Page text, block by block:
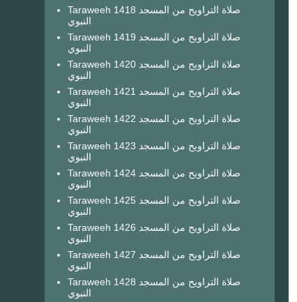
Taraweeh 1418 صلاة التراويح من المسجد
النبوي
Taraweeh 1419 صلاة التراويح من المسجد
النبوي
Taraweeh 1420 صلاة التراويح من المسجد
النبوي
Taraweeh 1421 صلاة التراويح من المسجد
النبوي
Taraweeh 1422 صلاة التراويح من المسجد
النبوي
Taraweeh 1423 صلاة التراويح من المسجد
النبوي
Taraweeh 1424 صلاة التراويح من المسجد
النبوي
Taraweeh 1425 صلاة التراويح من المسجد
النبوي
Taraweeh 1426 صلاة التراويح من المسجد
النبوي
Taraweeh 1427 صلاة التراويح من المسجد
النبوي
Taraweeh 1428 صلاة التراويح من المسجد
النبوي